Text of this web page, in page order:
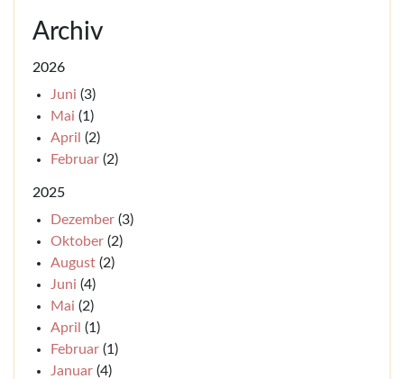
Archiv
2026
Juni (3)
Mai (1)
April (2)
Februar (2)
2025
Dezember (3)
Oktober (2)
August (2)
Juni (4)
Mai (2)
April (1)
Februar (1)
Januar (4)